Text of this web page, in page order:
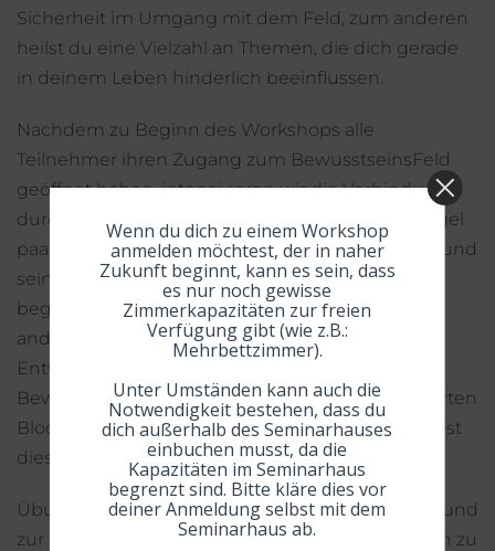
Sicherheit im Umgang mit dem Feld, zum anderen
heilst du eine Vielzahl an Themen, die dich gerade
in deinem Leben hinderlich beeinflussen.
Nachdem zu Beginn des Workshops alle
Teilnehmer ihren Zugang zum BewusstseinsFeld
geöffnet haben, intensivieren wir die Verbindung
durch unterschiedliche Lesungen, die in der Regel
paarweise stattfinden und intensiv von Stephan und
seinem Team von sehr erfahrenen Therapeuten
begleitet werden. Hierbei betrachtest du unter
anderem deine nächsten notwendigen
Entwicklungsschritte und du reist mit Hilfe des
BewusstseinsFeldes zu deinen tief abgespeicherten
Blockaden und hemmenden Thematiken und löst
diese zügig und nachhaltig auf.
Übungen zur weiteren Öffnung deines Herzens und
zur Erweiterung deiner Fähigkeit wahrhaft fühlen zu
Wenn du dich zu einem Workshop
anmelden möchtest, der in naher
Zukunft beginnt, kann es sein, dass
es nur noch gewisse
Zimmerkapazitäten zur freien
Verfügung gibt (wie z.B.:
Mehrbettzimmer).
Unter Umständen kann auch die
Notwendigkeit bestehen, dass du
dich außerhalb des Seminarhauses
einbuchen musst, da die
Kapazitäten im Seminarhaus
begrenzt sind. Bitte kläre dies vor
deiner Anmeldung selbst mit dem
Seminarhaus ab.